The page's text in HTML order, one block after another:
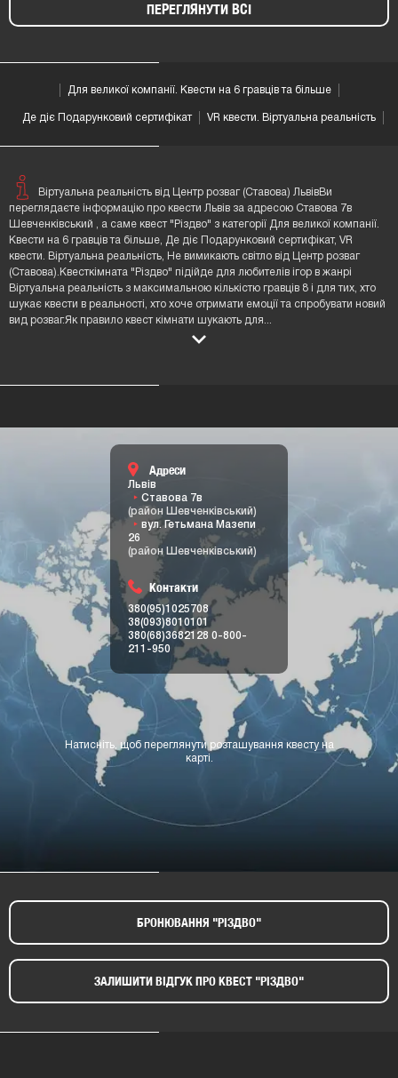
ПЕРЕГЛЯНУТИ ВСІ
Для великої компанії. Квести на 6 гравців та більше
Де діє Подарунковий сертифікат VR квести. Віртуальна реальність
Віртуальна реальність від Центр розваг (Ставова) ЛьвівВи
переглядаєте інформацію про квести Львів за адресою Ставова 7в
Шевченківський , а саме квест "Різдво" з категорії Для великої компанії.
Квести на 6 гравців та більше, Де діє Подарунковий сертифікат, VR
квести. Віртуальна реальність, Не вимикають світло від Центр розваг
(Ставова).Квесткімната "Різдво" підійде для любителів ігор в жанрі
Віртуальна реальність з максимальною кількістю гравців 8 і для тих, хто
шукає квести в реальності, хто хоче отримати емоції та спробувати новий
вид розваг.Як правило квест кімнати шукають для
Адреси
Львів
Ставова 7в
(район Шевченківський)
вул. Гетьмана Мазепи
26
(район Шевченківський)
Контакти
380(95)1025708
38(093)8010101
380(68)3682128 0-800-
211-950
Натисніть, щоб переглянути розташування квесту на
карті.
БРОНЮВАННЯ "РІЗДВО"​
ЗАЛИШИТИ ВІДГУК ПРО КВЕСТ "РІЗДВО"​